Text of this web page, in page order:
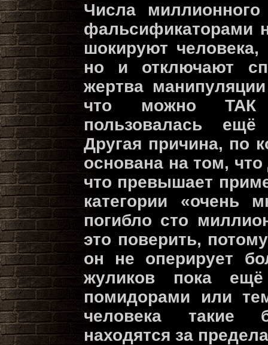
Числа
фальсификаторами
шокируют
но и отключают
жертва
что можно ТАК
пользовалась ещё
Другая причина, по
основана на том,
что превышает
категории «очень
погибло сто
это поверить,
он не оперирует
жуликов пока
помидорами или
человека такие
находятся за